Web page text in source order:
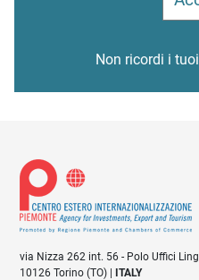
Non ricordi i
via Nizza 262 int. 56 - Polo Uffici
10126 Torino (TO) |ITALY